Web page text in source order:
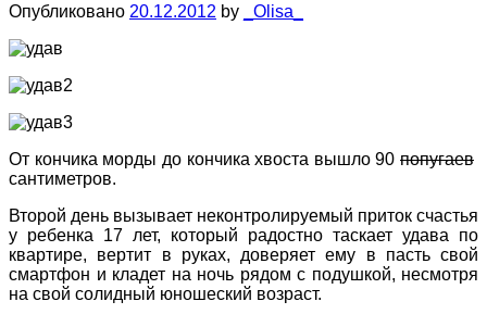
Опубликовано 20.12.2012 by _Olisa_
От кончика морды до кончика хвоста вышло 90 попугаев
сантиметров.
Второй день вызывает неконтролируемый приток счастья
у ребенка 17 лет, который радостно таскает удава по
квартире, вертит в руках, доверяет ему в пасть свой
смартфон и кладет на ночь рядом с подушкой, несмотря
на свой солидный юношеский возраст.